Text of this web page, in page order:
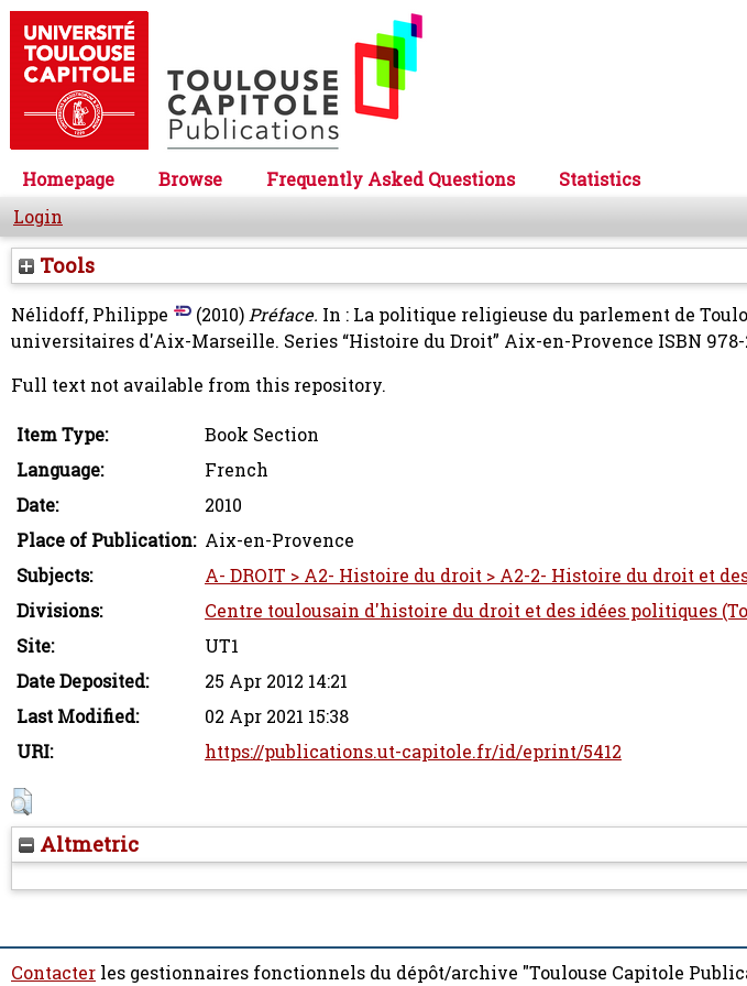
Homepage Browse Frequently Asked Questions
Statistics
Login
Tools
Nélidoff, Philippe (2010)Préface. In : La politique religieuse du parlement de
universitaires d'Aix-Marseille. Series “Histoire du Droit” Aix-en-Provence ISBN 978-
Full text not available from this repository.
Item Type:
Book Section
Language:
French
Date:
2010
Place of Publication: Aix-en-Provence
Subjects:
A- DROIT > A2- Histoire du droit > A2-2- Histoire du droit et
Divisions:
Centre toulousain d'histoire du droit et des idées politiques
Site:
UT1
Date Deposited:
25 Apr 2012 14:21
Last Modified:
02 Apr 2021 15:38
URI:
https://publications.ut-capitole.fr/id/eprint/5412
Altmetric
Contacter les gestionnaires fonctionnels du dépôt/archive "Toulouse Capitole